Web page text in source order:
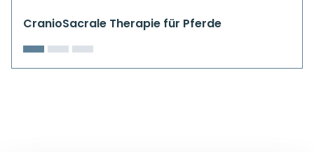
CranioSacrale Therapie für Pferde